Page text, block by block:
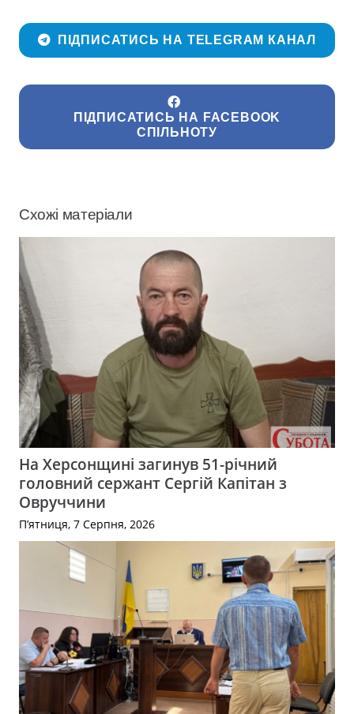
ПІДПИСАТИСЬ НА TELEGRAM КАНАЛ
ПІДПИСАТИСЬ НА FACEBOOK
СПІЛЬНОТУ
Схожі матеріали
На Херсонщині загинув 51-річний
головний сержант Сергій Капітан з
Овруччини
П’ятниця, 7 Серпня, 2026